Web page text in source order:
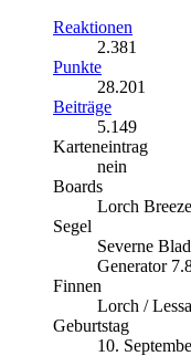
Reaktionen
2.381
Punkte
28.201
Beiträge
5.149
Karteneintrag
nein
Boards
Lorch
Segel
Severne
Generator
Finnen
Lorch /
Geburtstag
10.